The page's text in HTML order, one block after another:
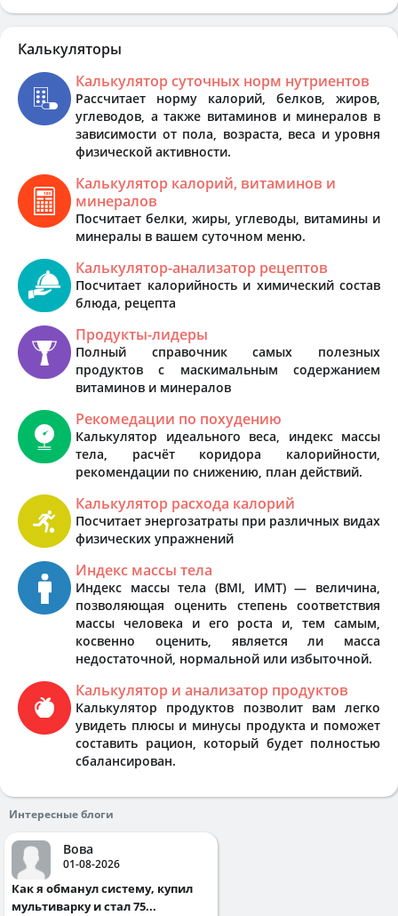
Калькуляторы
Калькулятор суточных норм нутриентов
Рассчитает норму калорий, белков, жиров,
углеводов, а также витаминов и минералов в
зависимости от пола, возраста, веса и уровня
физической активности.
Калькулятор калорий, витаминов и
минералов
Посчитает белки, жиры, углеводы, витамины и
минералы в вашем суточном меню.
Калькулятор-анализатор рецептов
Посчитает калорийность и химический состав
блюда, рецепта
Продукты-лидеры
Полный справочник самых полезных
продуктов с маскимальным содержанием
витаминов и минералов
Рекомедации по похудению
Калькулятор идеального веса, индекс массы
тела, расчёт коридора калорийности,
рекомендации по снижению, план действий.
Калькулятор расхода калорий
Посчитает энергозатраты при различных видах
физических упражнений
Индекс массы тела
Индекс массы тела (BMI, ИМТ) — величина,
позволяющая оценить степень соответствия
массы человека и его роста и, тем самым,
косвенно оценить, является ли масса
недостаточной, нормальной или избыточной.
Калькулятор и анализатор продуктов
Калькулятор продуктов позволит вам легко
увидеть плюсы и минусы продукта и поможет
составить рацион, который будет полностью
сбалансирован.
Интересные блоги
Вова
01-08-2026
Как я обманул систему, купил
мультиварку и стал 75...